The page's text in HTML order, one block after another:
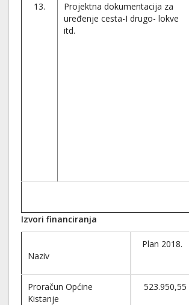
13.
Projektna dokumentacija za
uređenje cesta-I drugo- lokve
itd.
Izvori financiranja
Naziv
Plan 2018.
Proračun Općine
Kistanje
523.950,55